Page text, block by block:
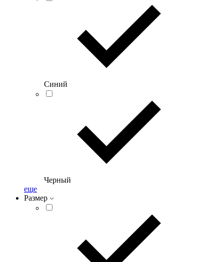
Синий
Черный
еще
Размер